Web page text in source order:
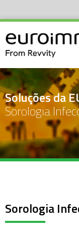
Soluções da
Sorologia
Sorologia